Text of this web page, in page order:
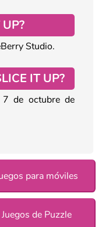
Studio.
IT UP?
de octubre de
para móviles
Juegos de Puzzle